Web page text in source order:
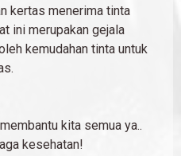
kertas menerima tinta
ini merupakan gejala
kemudahan tinta untuk
kita semua ya..
kesehatan!